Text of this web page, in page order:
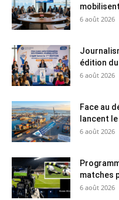
6 août 2026
édition
6 août 2026
Face au
lancent le
6 août 2026
matches
6 août 2026